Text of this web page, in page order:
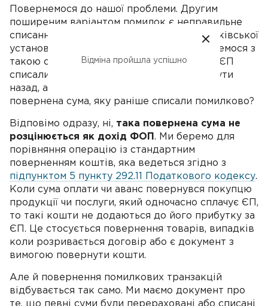
Повернемося до нашої проблеми. Другим
поширеним варіантом помилок є неправильне
списання сум. Це можливо як з подачі банківської
установи, так і з боку підприємця. Розберемося з
такою ситуацією, коли з рахунку ФОП на ЄП
списали кошти та як їх необхідно повернути
назад, а також питання: чи буде доходом
повернена сума, яку раніше списали помилково?
Відповімо одразу, ні, така повернена сума не
розцінюється як дохід ФОП . Ми беремо для
порівняння операцію із стандартним
поверненням коштів, яка ведеться згідно з
підпунктом 5 пункту 292.11 Податкового кодексу.
Коли сума оплати чи аванс повернувся покупцю
продукції чи послуги, який одночасно сплачує ЄП,
то такі кошти не додаються до його прибутку за
ЄП. Це стосується повернення товарів, випадків
коли розривається договір або є документ з
вимогою повернути кошти.
Але й повернення помилкових транзакцій
відбувається так само. Ми маємо документ про
те, що певні суми були перераховані або списані
Відміна пройшла успішно